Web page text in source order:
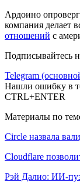
Ардоино
компания делает
отношений с
Подписывайтесь
Telegram
Нашли ошибку в
CTRL+ENTER
Материалы по
Circle назвала
Cloudflare
Рэй Далио: ИИ-